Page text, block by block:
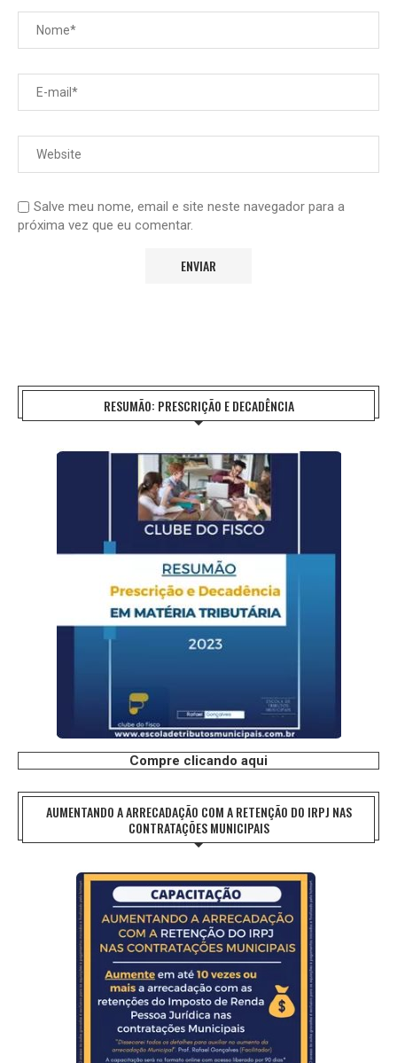
Salve meu nome, email e site neste navegador para a
próxima vez que eu comentar.
RESUMÃO: PRESCRIÇÃO E DECADÊNCIA
Compre clicando aqui
AUMENTANDO A ARRECADAÇÃO COM A RETENÇÃO DO IRPJ NAS
CONTRATAÇÕES MUNICIPAIS